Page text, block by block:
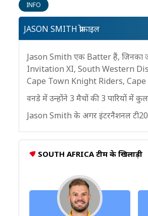
INFO
JASON SMITH प्रोफ़ाइल
Jason Smith एक Batter हैं,
Invitation XI, South Western
Cape Town Knight Riders, Cape
वनडे में उन्होंने 3 मैचों की 3 पारियों में
Jason Smith के अगर इंटरनैशनल टी20
SOUTH AFRICA टीम के खिलाड़ी